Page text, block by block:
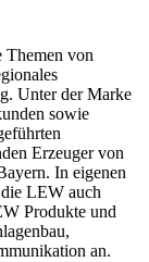
Themen von
Unter der Marke
sowie
Erzeuger von
In eigenen
LEW auch
Produkte und
an.